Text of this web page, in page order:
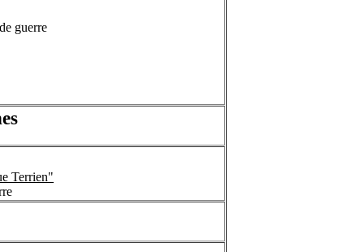
guerre
Terrien"